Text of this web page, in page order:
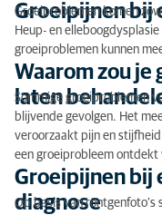
Groeipijnen bij
Groeiproblemen komen
Heup- en
groeiproblemen kunnen
Waarom zou je
laten
Sommige groeiproblemen
blijvende gevolgen. Het
veroorzaakt pijn en
een groeiprobleem
Groeipijnen bij
diagnose
Op basis van